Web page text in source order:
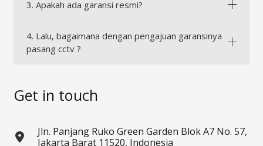
3. Apakah ada garansi resmi?
4. Lalu, bagaimana dengan pengajuan garansinya
pasang cctv ?
Get in touch
Jln. Panjang Ruko Green Garden Blok A7 No. 57,
Jakarta Barat 11520, Indonesia